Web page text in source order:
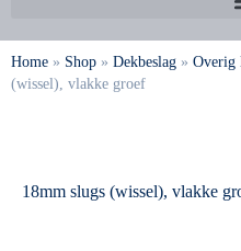
Home » Shop » Dekbeslag » Overig
(wissel), vlakke groef
18mm slugs (wissel), vlakke